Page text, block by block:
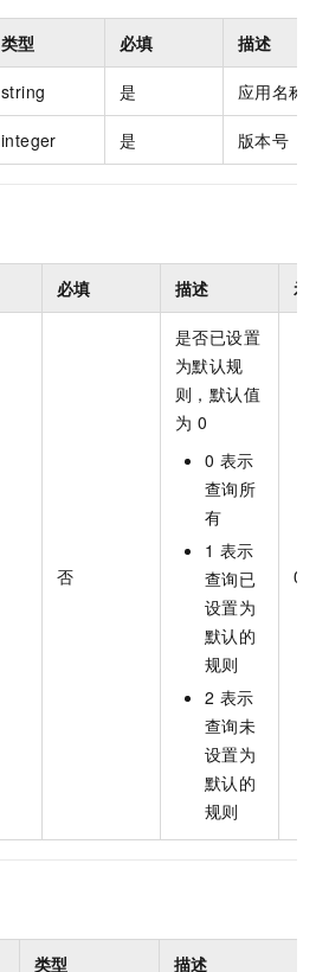
类型 必填 描述
string 是 应用名称
integer 是 版本号
必填 描述 示
否
是否已设置
为默认规
则，默认值
为 0
0 表示
查询所
有
1 表示
查询已
设置为
默认的
规则
2 表示
查询未
设置为
默认的
规则
0
类型 描述